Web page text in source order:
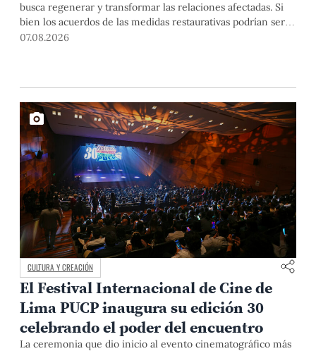
busca regenerar y transformar las relaciones afectadas. Si
bien los acuerdos de las medidas restaurativas podrían ser
considerados por las instancias disciplinarias, este proceso
07.08.2026
CULTURA Y CREACIÓN
El Festival Internacional de Cine de
Lima PUCP inaugura su edición 30
celebrando el poder del encuentro
La ceremonia que dio inicio al evento cinematográfico más